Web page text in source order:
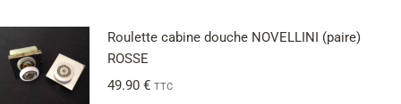
Roulette cabine douche NOVELLINI (paire)
ROSSE
49.90 € TTC